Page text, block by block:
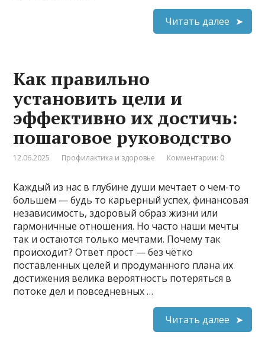
Читать далее
Как правильно
установить цели и
эффективно их достичь:
пошаговое руководство
12.06.2025 Профилактика и здоровье Комментарии: 0
Каждый из нас в глубине души мечтает о чем-то
большем — будь то карьерный успех, финансовая
независимость, здоровый образ жизни или
гармоничные отношения. Но часто наши мечты
так и остаются только мечтами. Почему так
происходит? Ответ прост — без чётко
поставленных целей и продуманного плана их
достижения велика вероятность потеряться в
потоке дел и повседневных …
Читать далее